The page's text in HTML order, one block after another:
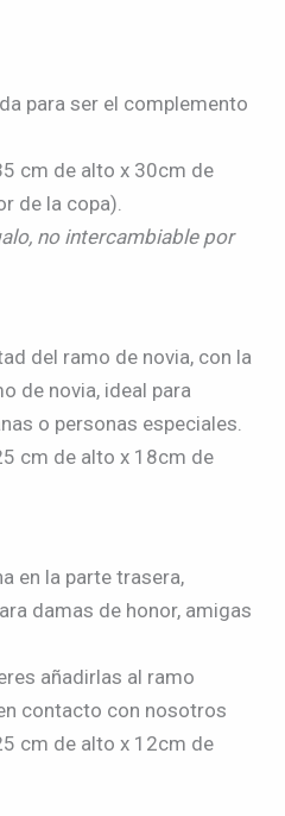
para ser el complemento
cm de alto x 30cm de
de la copa).
no intercambiable por
del ramo de novia, con la
de novia, ideal para
o personas especiales.
cm de alto x 18cm de
en la parte trasera,
damas de honor, amigas
añadirlas al ramo
contacto con nosotros
cm de alto x 12cm de